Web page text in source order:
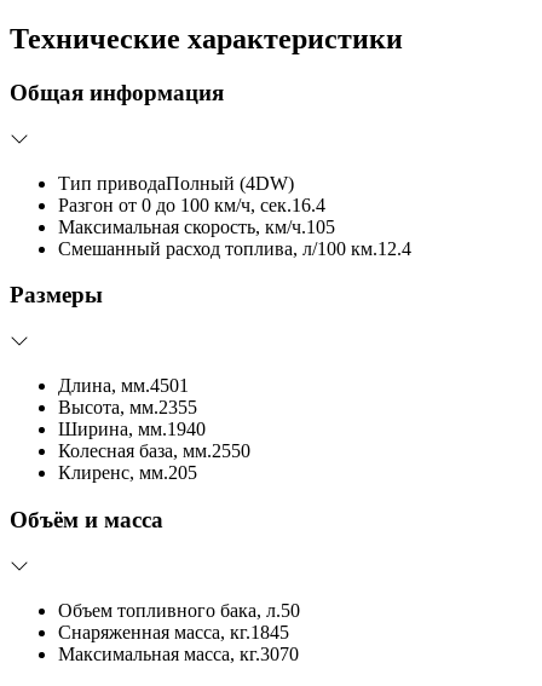
Технические характеристики
Общая информация
Тип приводаПолный (4DW)
Разгон от 0 до 100 км/ч, сек.16.4
Максимальная скорость, км/ч.105
Смешанный расход топлива, л/100 км.12.4
Размеры
Длина, мм.4501
Высота, мм.2355
Ширина, мм.1940
Колесная база, мм.2550
Клиренс, мм.205
Объём и масса
Объем топливного бака, л.50
Снаряженная масса, кг.1845
Максимальная масса, кг.3070